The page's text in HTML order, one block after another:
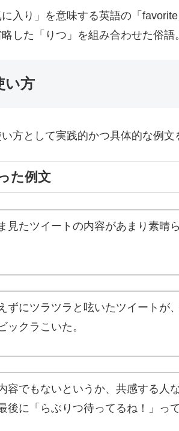
に入り」を意味する英語の「
した「りつ」を組み合わせた俗語。
い方
方として実践的かつ具体的な例文
た例文
見たツイートの内容があまり素晴
ずにツラツラと呟いたツイートが
ックラこいた。
容でもないというか、共感する人
後に「らぶりつ待ってるね！」っ